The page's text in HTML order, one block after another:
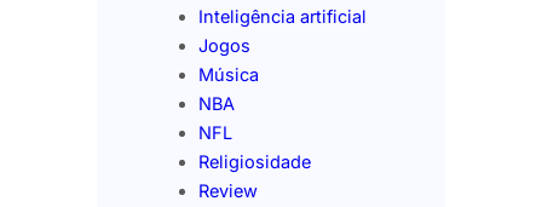
Inteligência artificial
Jogos
Música
NBA
NFL
Religiosidade
Review